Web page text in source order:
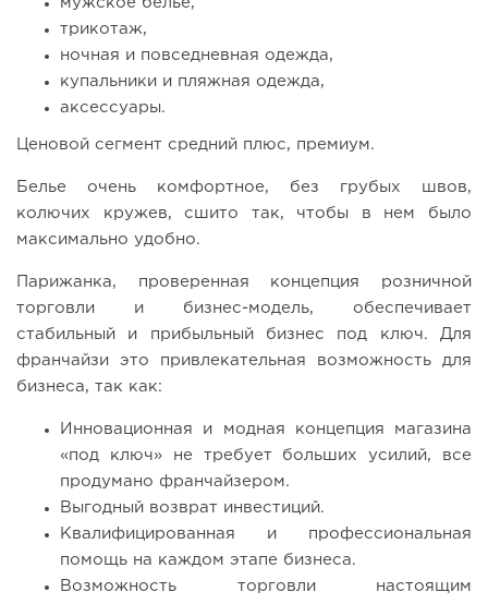
мужское белье,
трикотаж,
ночная и повседневная одежда,
купальники и пляжная одежда,
аксессуары.
Ценовой сегмент средний плюс, премиум.
Белье очень комфортное, без грубых швов,
колючих кружев, сшито так, чтобы в нем было
максимально удобно.
Парижанка, проверенная концепция розничной
торговли и бизнес-модель, обеспечивает
стабильный и прибыльный бизнес под ключ. Для
франчайзи это привлекательная возможность для
бизнеса, так как:
Инновационная и модная концепция магазина
«под ключ» не требует больших усилий, все
продумано франчайзером.
Выгодный возврат инвестиций.
Квалифицированная и профессиональная
помощь на каждом этапе бизнеса.
Возможность торговли настоящим